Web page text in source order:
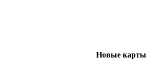
Новые карты